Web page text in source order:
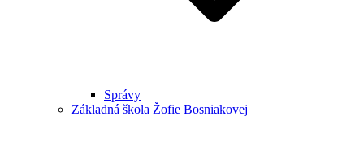
Správy
Základná škola Žofie Bosniakovej